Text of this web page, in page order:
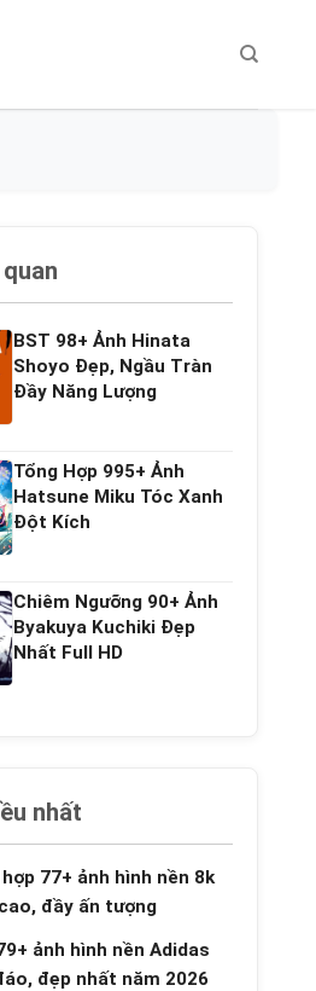
BST 98+ Ảnh Hinata
Shoyo Đẹp, Ngầu Tràn
Đầy Năng Lượng
Tổng Hợp 995+ Ảnh
Hatsune Miku Tóc Xanh
Đột Kích
Chiêm Ngưỡng 90+ Ảnh
Byakuya Kuchiki Đẹp
Nhất Full HD
nhất
77+ ảnh hình nền 8k
đầy ấn tượng
ảnh hình nền Adidas
đẹp nhất năm 2026